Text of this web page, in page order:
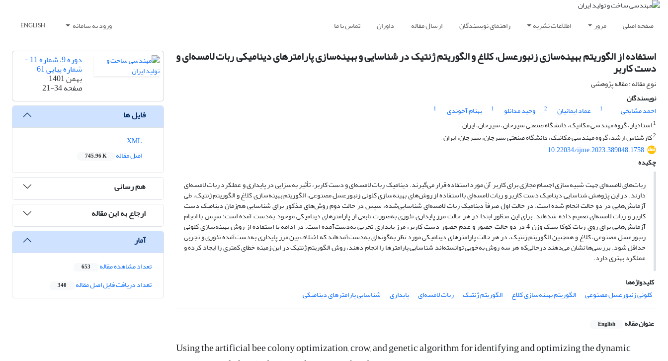
صفحه اصلی مرور اطلاعات نشریه راهنمای نویسندگان ارسال مقاله داوران تماس با ما ورود به سامانه ENGLISH
استفاده از الگوریتم بهینه‌سازی زنبورعسل، کلاغ و الگوریتم ژنتیک در شناسایی و بهینه‌سازی پارامترهای دینامیکی ربات لامسه‌ای و
دست کاربر
نوع مقاله : مقاله پژوهشی
نویسندگان
احمد مشایخی
1 عماد ایمانیان 2 وحید مدانلو 1 بهنام آخوندی
1
1استادیار، گروه مهندسی مکانیک، دانشگاه صنعتی سیرجان، سیرجان، ایران
2کارشناس ارشد، گروه مهندسی مکانیک، دانشگاه صنعتی سیرجان، سیرجان، ایران
10.22034/ijme.2023.389048.1758
چکیده
ربات‌های لامسه‌ای جهت شبیه‌سازی اجسام مجازی برای کاربر آن مورد استفاده قرار می‌گیرند. دینامیک ربات لامسه‌ای و دست کاربر، تأثیر به‌سزایی در پایداری و عملکرد ربات لامسه‌ای
دارند. در این پژوهش شناسایی دینامیک دست کاربر و ربات لامسه‌ای با استفاده از روش‌های بهینه‌سازی کلونی زنبورعسل مصنوعی، الگوریتم بهینه‌سازی کلاغ و الگوریتم ژنتیک، طی
آزمایش‌هایی در دو حالت انجام‌ شده است. در حالت اول صرفاً دینامیک ربات لامسه‌ای شناسایی‌شده، سپس در حالت دوم روش‌های مذکور برای شناسایی هم‌زمان دینامیک دست
کاربر و ربات لامسه‌ای تعمیم داده ‌شده‌اند. برای این منظور ابتدا در هر حالت مرز پایداری تئوری به‌صورت تابعی از پارامترهای دینامیکی موجود به‌دست ‌آمده است؛ سپس با انجام
آزمایش‌هایی برای روی ربات کوکا سبک ‌وزن 4 در دو حالت حضور و عدم حضور دست کاربر، مرز پایداری تجربی به‌دست‌آمده است. در ادامه با استفاده از روش بهینه‌سازی کلونی
زنبورعسل مصنوعی، کلاغ و همچنین الگوریتم ژنتیک، در هر حالت پارامترهای دینامیکی مورد نظر به‌گونه‌ای به‌دست‌آمده‌اند که اختلاف بین مرز پایداری به‌دست‌آمده تئوری و تجربی
حداقل شود. بررسی‌ها نشان می‌دهند درحالی‌که هر سه روش به‌خوبی توانسته‌اند شناسایی پارامترها را انجام دهند، روش الگوریتم ژنتیک در این زمینه خطای کمتری را ایجاد کرده و
عملکرد بهتری دارد.
کلیدواژه‌ها
کلونی زنبورعسل مصنوعی
الگوریتم بهینه‌سازی کلاغ الگوریتم ژنتیک ربات لامسه‌ای پایداری شناسایی پارامترهای دینامیکی
عنوان مقاله English
Using the artificial bee colony optimization, crow, and genetic algorithm for identifying and optimizing the dynamic
دوره 9، شماره 11 -
شماره پیاپی 61
بهمن 1401
صفحه21-34
فایل ها
اصل مقاله
745.96 K
هم رسانی
ارجاع به این مقاله
آمار
تعداد مشاهده مقاله 653
تعداد دریافت فایل اصل مقاله 340